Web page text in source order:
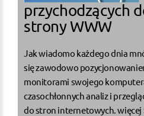
przychodzących
strony WWW
Jak wiadomo każdego dnia
się zawodowo
monitorami swojego
czasochłonnych analiz i
do stron internetowych.więcej